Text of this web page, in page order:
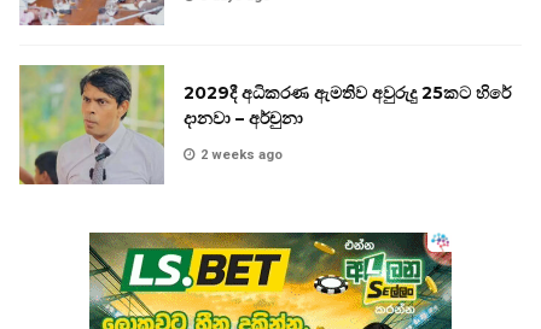
2029දී අධිකරණ ඇමතිව අවුරුදු 25කට හිරේ
දානවා – අර්චුනා
2 weeks ago